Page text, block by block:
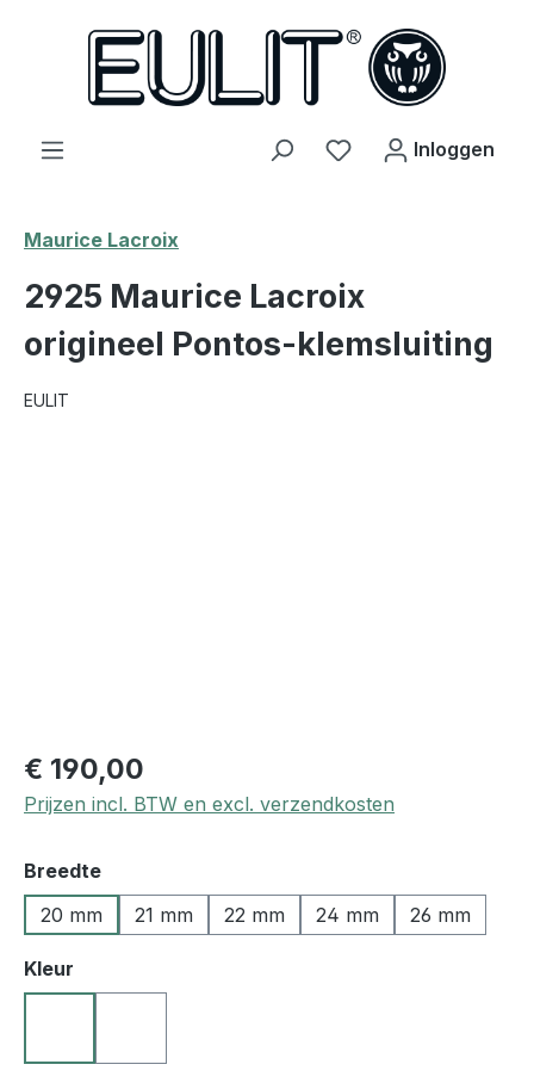
Je hebt 0 items op
Inloggen
Maurice Lacroix
2925 Maurice Lacroix
origineel Pontos-klemsluiting
EULIT
€ 190,00
Prijzen incl. BTW en excl. verzendkosten
Selecteer
Breedte
20 mm
21 mm 22 mm 24 mm 26 mm
Selecteer
Kleur